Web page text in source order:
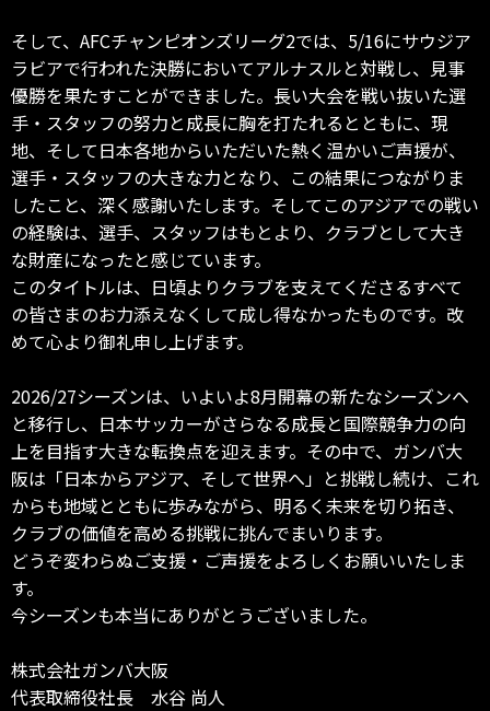
そして、AFCチャンピオンズリーグ2では、5/16にサウジア
ラビアで行われた決勝においてアルナスルと対戦し、見事
優勝を果たすことができました。長い大会を戦い抜いた選
手・スタッフの努力と成長に胸を打たれるとともに、現
地、そして日本各地からいただいた熱く温かいご声援が、
選手・スタッフの大きな力となり、この結果につながりま
したこと、深く感謝いたします。そしてこのアジアでの戦い
の経験は、選手、スタッフはもとより、クラブとして大き
な財産になったと感じています。
このタイトルは、日頃よりクラブを支えてくださるすべて
の皆さまのお力添えなくして成し得なかったものです。改
めて心より御礼申し上げます。
2026/27シーズンは、いよいよ8月開幕の新たなシーズンへ
と移行し、日本サッカーがさらなる成長と国際競争力の向
上を目指す大きな転換点を迎えます。その中で、ガンバ大
阪は「日本からアジア、そして世界へ」と挑戦し続け、これ
からも地域とともに歩みながら、明るく未来を切り拓き、
クラブの価値を高める挑戦に挑んでまいります。
どうぞ変わらぬご支援・ご声援をよろしくお願いいたしま
す。
今シーズンも本当にありがとうございました。
株式会社ガンバ大阪
代表取締役社長 水谷 尚人